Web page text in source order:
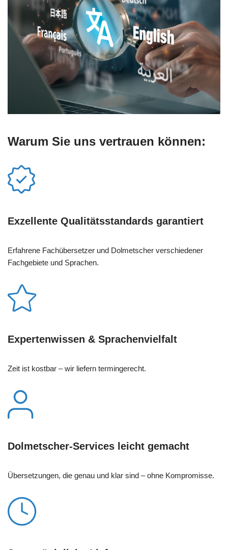
Warum Sie uns vertrauen können:
Exzellente Qualitätsstandards garantiert
Erfahrene Fachübersetzer und Dolmetscher verschiedener
Fachgebiete und Sprachen.
Expertenwissen & Sprachenvielfalt
Zeit ist kostbar – wir liefern termingerecht.
Dolmetscher-Services leicht gemacht
Übersetzungen, die genau und klar sind – ohne Kompromisse.